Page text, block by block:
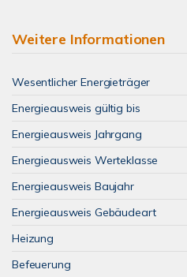
Weitere Informationen
Wesentlicher Energieträger
Energieausweis gültig bis
Energieausweis Jahrgang
Energieausweis Werteklasse
Energieausweis Baujahr
Energieausweis Gebäudeart
Heizung
Befeuerung